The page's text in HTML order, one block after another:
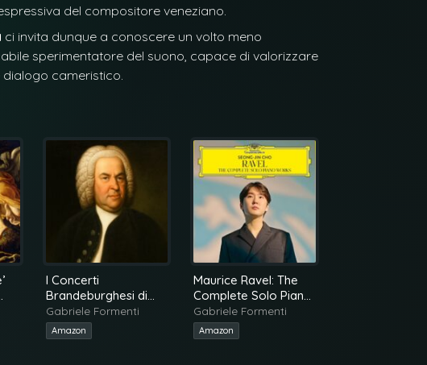
del compositore veneziano.
ci invita dunque a conoscere un volto meno
sperimentatore del suono, capace di valorizzare
cameristico.
I Concerti
Brandeburghesi di
Bach secondo
Harnoncourt
Gabriele Formenti
Amazon
Maurice Ravel: The
Complete Solo Piano
Works
Gabriele Formenti
Amazon